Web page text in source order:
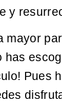
y
mayor
Pues